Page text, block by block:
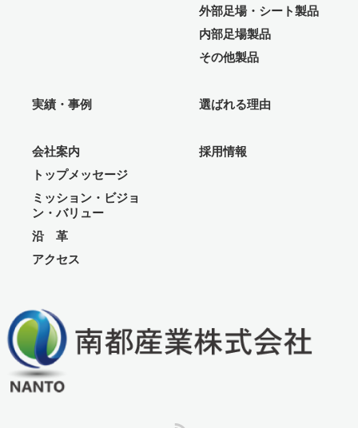
外部足場・シート製品
内部足場製品
その他製品
実績・事例 選ばれる理由
会社案内
トップメッセージ
ミッション・ビジョ
ン・バリュー
沿 革
アクセス
採用情報